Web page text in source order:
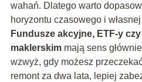
wahań. Dlatego warto
horyzontu czasowego i
Fundusze akcyjne, ETF-y
maklerskimmają sens
wzwyż, gdy możesz
remont za dwa lata, lepiej